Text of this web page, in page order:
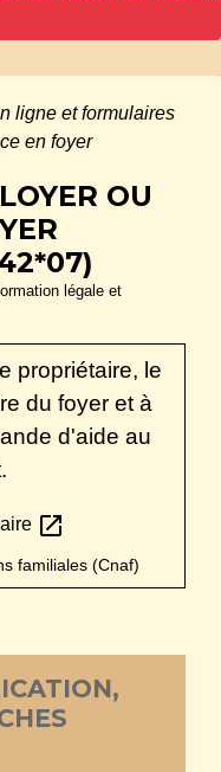
ligne et formulaires
en foyer
OU
légale et
propriétaire, le
du foyer et à
d'aide au
open_in_new
familiales (Cnaf)